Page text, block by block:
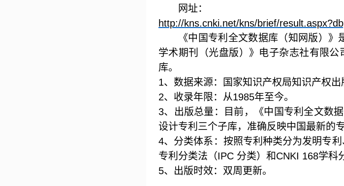
网址：
http://kns.cnki.net/kns/brief/
《中国专利全文数据库（知网版）
学术期刊（光盘版）》电子杂志社有限
库。
1、数据来源：国家知识产权局知识产权出
2、收录年限：从1985年至今。
3、出版总量：目前，《中国专利全文数
设计专利三个子库，准确反映中国最新的专
4、分类体系：按照专利种类分为发明专
专利分类法（IPC 分类）和CNKI 168学科
5、出版时效：双周更新。